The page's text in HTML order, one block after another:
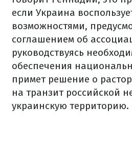
если Украина
возможностями,
соглашением об
руководствуясь
обеспечения
примет решение о
на транзит российской
украинскую территорию.